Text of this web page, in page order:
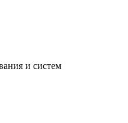
и систем